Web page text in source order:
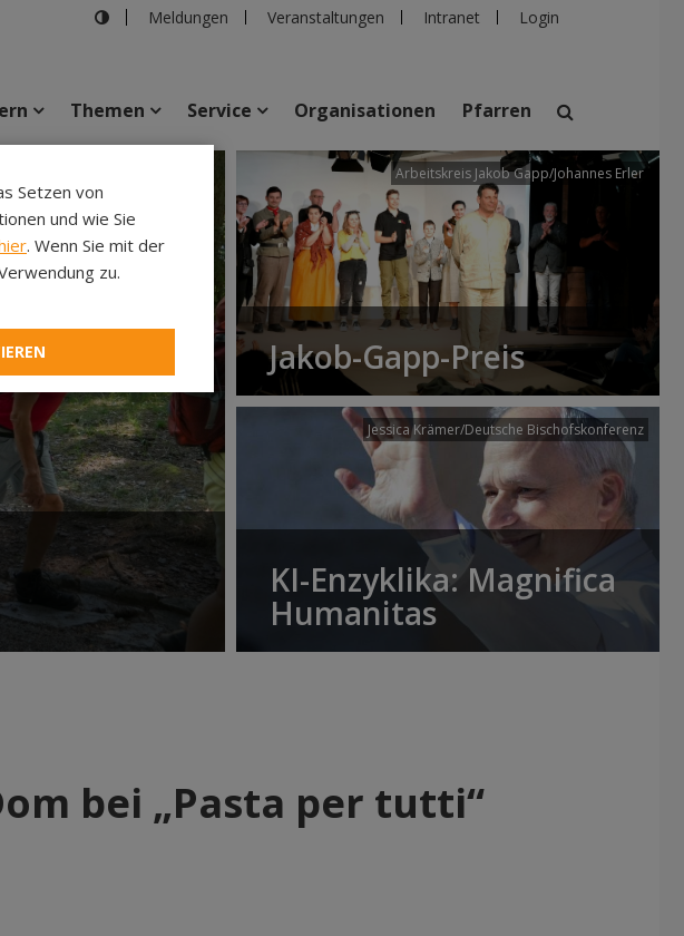
Meldungen Veranstaltungen Intranet Login
suchen
Veranstaltungen Personen Pfarren Einrichtungen
Themen Service Organisationen Pfarren
Arbeitskreis Jakob Gapp/Johannes Erler
Jakob-Gapp-Preis
Jessica Krämer/Deutsche Bischofskonferenz
KI-Enzyklika: Magnifica
Humanitas
bei „Pasta per tutti“
Setzen von
und wie Sie
. Wenn Sie mit der
zu.